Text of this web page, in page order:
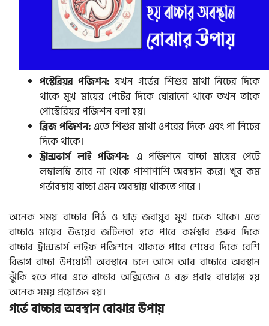
পস্টেরিয়র পজিশন: যখন গর্ভের শিশুর মাথা নিচের দিকে
থাকে মুখ মায়ের পেটের দিকে ঘোরানো থাকে তখন তাকে
পোস্টেরিয়র পজিশন বলা হয়।
ব্রিজ পজিশন:এতে শিশুর মাথা ওপরের দিকে এবং পা নিচের
দিকে থাকে।
ট্রান্সভার্স লাই পজিশন: এ পজিশনে বাচ্চা মায়ের পেটে
লম্বালম্বি ভাবে না থেকে পাশাপাশি অবস্থান করে। খুব কম
গর্ভাবস্থায় বাচ্চা এমন অবস্থায় থাকতে পারে ।
অনেক সময় বাচ্চার পিঠ ও ঘাড় জরায়ুর মুখ ঢেকে থাকে। এতে
বাচ্চাও মায়ের উভয়ের জটিলতা হতে পারে কর্মস্থার শুরুর দিকে
বাচ্চার ট্রান্সভার্স লাইফ পজিশনে থাকতে পারে শেষের দিকে বেশি
বিভাগ বাচ্চা উপযোগী অবস্থানে চলে আসে আর বাচ্চারে অবস্থান
ঝুঁকি হতে পারে এতে বাচ্চার অক্সিজেন ও রক্ত প্রবাহ বাধাগ্রস্ত হয়
অনেক সময় প্রয়োজন হয়।
গর্ভে বাচ্চার অবস্থান বোঝার উপায়